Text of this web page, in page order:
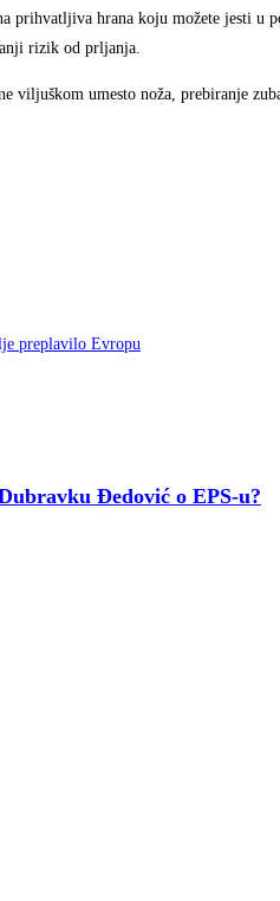
prihvatljiva hrana koju možete jesti u
rizik od prljanja.
viljuškom umesto noža, prebiranje
Đedović o EPS-u?